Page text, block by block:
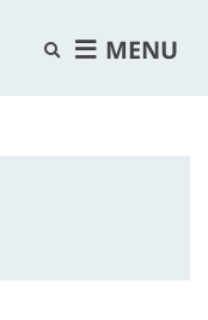
E
e
MENU